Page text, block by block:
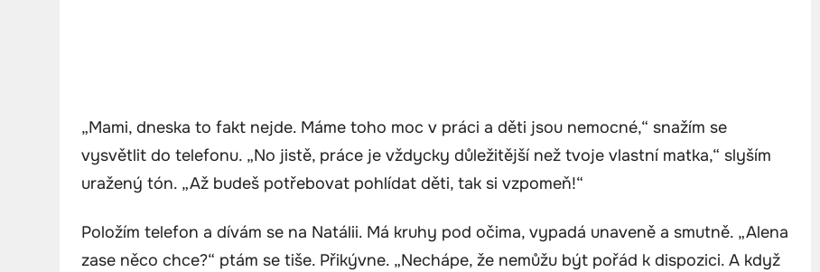
„Mami, dneska to fakt nejde. Máme toho moc v práci a děti jsou nemocné,“ snažím se
vysvětlit do telefonu. „No jistě, práce je vždycky důležitější než tvoje vlastní matka,“ slyším
uražený tón. „Až budeš potřebovat pohlídat děti, tak si vzpomeň!“
Položím telefon a dívám se na Natálii. Má kruhy pod očima, vypadá unaveně a smutně. „Alena
zase něco chce?“ ptám se tiše. Přikývne. „Nechápe, že nemůžu být pořád k dispozici. A když